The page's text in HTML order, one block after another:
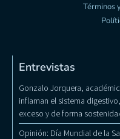
Términos
Entrevistas
Gonzalo Jorquera,
inflaman el sistema
exceso y de forma
Opinión: Día Mundial de la